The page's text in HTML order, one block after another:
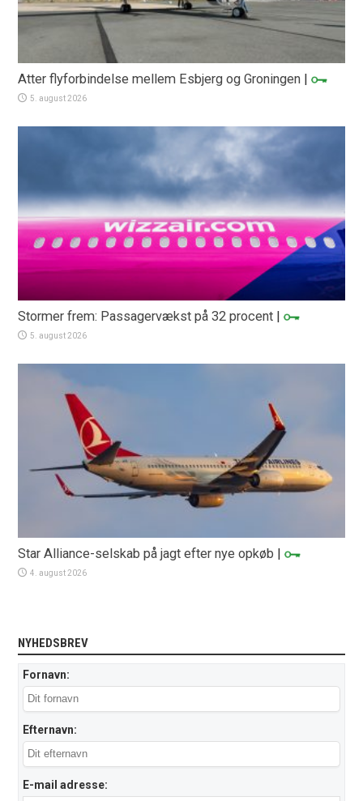
Atter flyforbindelse mellem Esbjerg og Groningen |
5. august 2026
Stormer frem: Passagervækst på 32 procent |
5. august 2026
Star Alliance-selskab på jagt efter nye opkøb |
4. august 2026
NYHEDSBREV
Fornavn:
Efternavn:
E-mail adresse: